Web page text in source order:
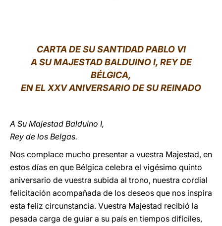
中文
CARTA DE SU SANTIDAD PABLO VI
A SU MAJESTAD BALDUINO I, REY DE
BÉLGICA,
EN EL XXV ANIVERSARIO DE SU REINADO
A Su Majestad Balduino I,
Rey de los Belgas.
Nos complace mucho presentar a vuestra Majestad, en
estos días en que Bélgica celebra el vigésimo quinto
aniversario de vuestra subida al trono, nuestra cordial
felicitación acompañada de los deseos que nos inspira
esta feliz circunstancia. Vuestra Majestad recibió la
pesada carga de guiar a su país en tiempos difíciles,